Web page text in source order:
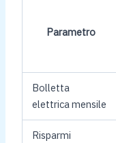
Parametro
Bolletta
elettrica mensile
Risparmi